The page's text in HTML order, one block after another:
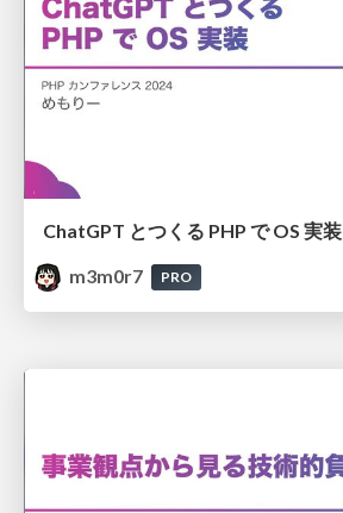
ChatGPT とつくる PHP で OS 実装
m3m0r7
PRO